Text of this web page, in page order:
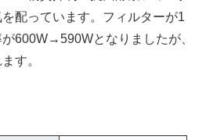
配っています。フィルターが1
600W→590Wとなりましたが、
す。